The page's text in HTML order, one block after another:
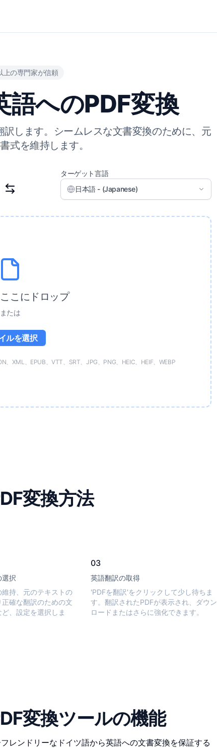
の専門家が信頼
語へのPDF変換
します。シームレスな文書変換のために、元
式を維持します。
ターゲット言語
日本語 - (Japanese)
こにドロップ
または
ルを選択
、XML、EPUB、VTT、SRT、JPG、PNG、HEIC、HEIF、WEBP
変換方法
選択
持、元のテキストの
確な翻訳のための文
、設定を選択しま
03
英語翻訳の取得
'PDFを翻訳'をクリックして少し待ちま
す。翻訳されたPDFが表示され、ダウン
ロードまたはさらに強化できます。
変換ツールの機能
レンドリーなドイツ語から英語への文書変換を保証する